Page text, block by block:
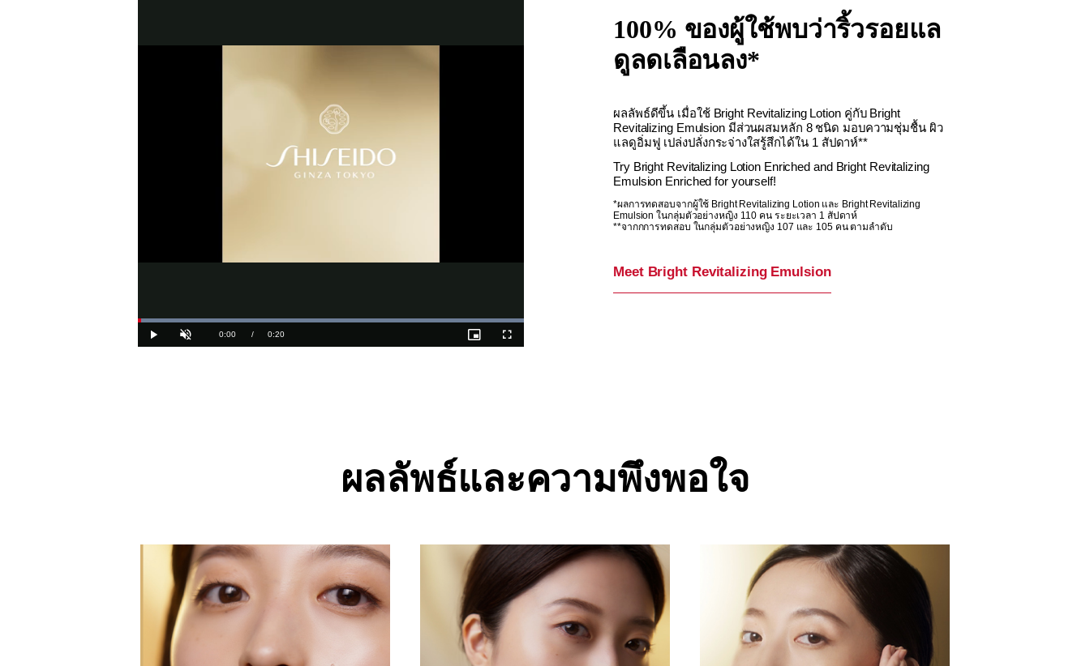
100% ของผู้ใช้พบว่าริ้วรอยแล
ดูลดเลือนลง*
ผลลัพธ์ดีขึ้น เมื่อใช้ Bright Revitalizing Lotion คู่กับ Bright
Revitalizing Emulsion มีส่วนผสมหลัก 8 ชนิด มอบความชุ่มชื้น ผิว
แลดูอิ่มฟู เปล่งปลั่งกระจ่างใสรู้สึกได้ใน 1 สัปดาห์**
Try Bright Revitalizing Lotion Enriched and Bright Revitalizing
Emulsion Enriched for yourself!
*ผลการทดสอบจากผู้ใช้ Bright Revitalizing Lotion และ Bright Revitalizing
Emulsion ในกลุ่มตัวอย่างหญิง 110 คน ระยะเวลา 1 สัปดาห์
**จากกการทดสอบ ในกลุ่มตัวอย่างหญิง 107 และ 105 คน ตามลำดับ
Meet Bright Revitalizing Emulsion
Play UnmuteCurrent
0:00 / Duration
0:20
Loaded:
Picture-
in-
Fullscreen
ผลลัพธ์และความพึงพอใจ